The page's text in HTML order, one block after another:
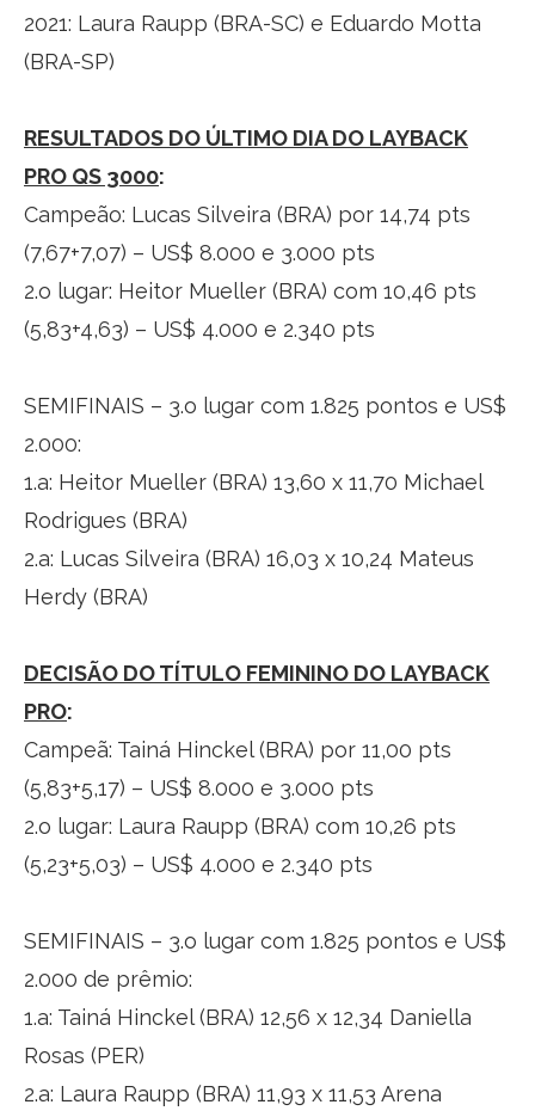
2021: Laura Raupp (BRA-SC) e Eduardo Motta
(BRA-SP)
RESULTADOS DO ÚLTIMO DIA DO LAYBACK
PRO QS 3000:
Campeão: Lucas Silveira (BRA) por 14,74 pts
(7,67+7,07) – US$ 8.000 e 3.000 pts
2.o lugar: Heitor Mueller (BRA) com 10,46 pts
(5,83+4,63) – US$ 4.000 e 2.340 pts
SEMIFINAIS – 3.o lugar com 1.825 pontos e US$
2.000:
1.a: Heitor Mueller (BRA) 13,60 x 11,70 Michael
Rodrigues (BRA)
2.a: Lucas Silveira (BRA) 16,03 x 10,24 Mateus
Herdy (BRA)
DECISÃO DO TÍTULO FEMININO DO LAYBACK
PRO:
Campeã: Tainá Hinckel (BRA) por 11,00 pts
(5,83+5,17) – US$ 8.000 e 3.000 pts
2.o lugar: Laura Raupp (BRA) com 10,26 pts
(5,23+5,03) – US$ 4.000 e 2.340 pts
SEMIFINAIS – 3.o lugar com 1.825 pontos e US$
2.000 de prêmio:
1.a: Tainá Hinckel (BRA) 12,56 x 12,34 Daniella
Rosas (PER)
2.a: Laura Raupp (BRA) 11,93 x 11,53 Arena